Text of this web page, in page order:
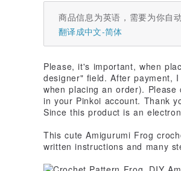
商品信息为英语，需要为你自
翻译成中文-简体
Please, it's important, when
designer" field. After payment,
when placing an order).
in your Pinkoi account. Thank
Since this product is an
This cute Amigurumi Frog
written instructions and many